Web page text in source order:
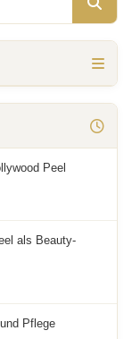
Peel
als Beauty-
Pflege